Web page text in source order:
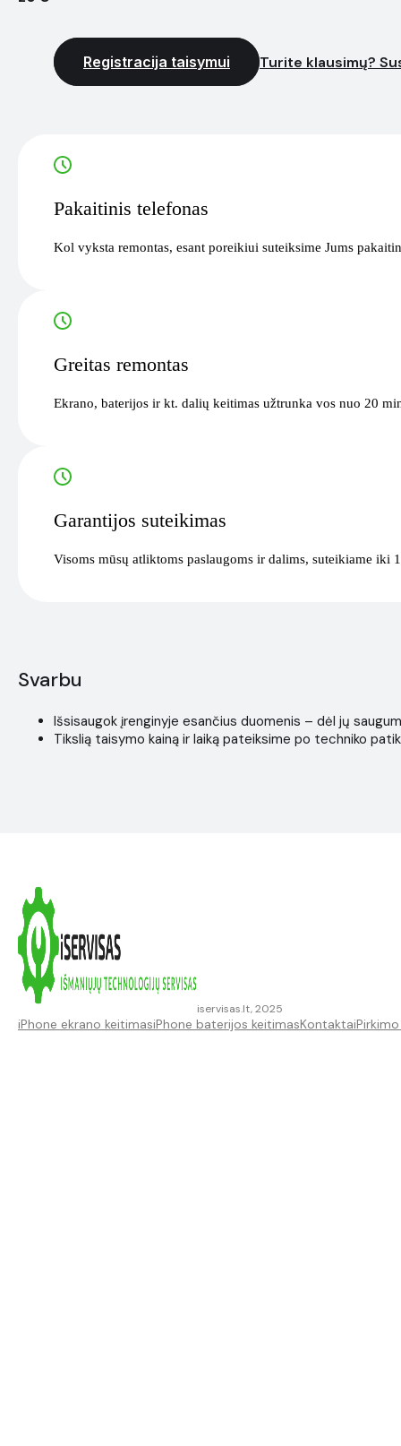
Registracija taisymui Turite klausimų?
Pakaitinis telefonas
Kol vyksta remontas, esant poreikiui suteiksime Jums
Greitas remontas
Ekrano, baterijos ir kt. dalių keitimas užtrunka vos nuo 20
Garantijos suteikimas
Visoms mūsų atliktoms paslaugoms ir dalims, suteikiame iki
Svarbu
Išsisaugok įrenginyje esančius duomenis – dėl jų
Tikslią taisymo kainą ir laiką pateiksime po techniko
iservisas.lt, 2025
iPhone ekrano keitimasiPhone baterijos keitimasKontaktai